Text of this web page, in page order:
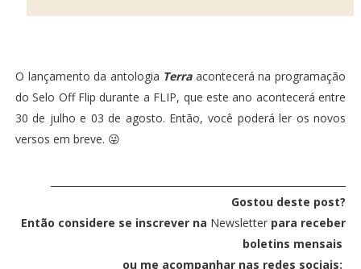
O lançamento da antologia Terraacontecerá na programação
do Selo Off Flip durante a FLIP, que este ano acontecerá entre
30 de julho e 03 de agosto. Então, você poderá ler os novos
versos em breve. 😜
Gostou deste post?
Então considere se inscrever na Newsletter para receber
boletins mensais
ou me acompanhar nas redes sociais: